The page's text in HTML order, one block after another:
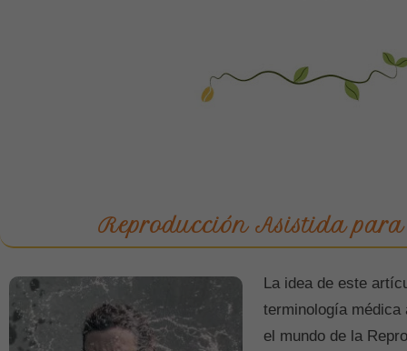
Reproducción Asistida
La idea de este
terminología médica
el mundo de la